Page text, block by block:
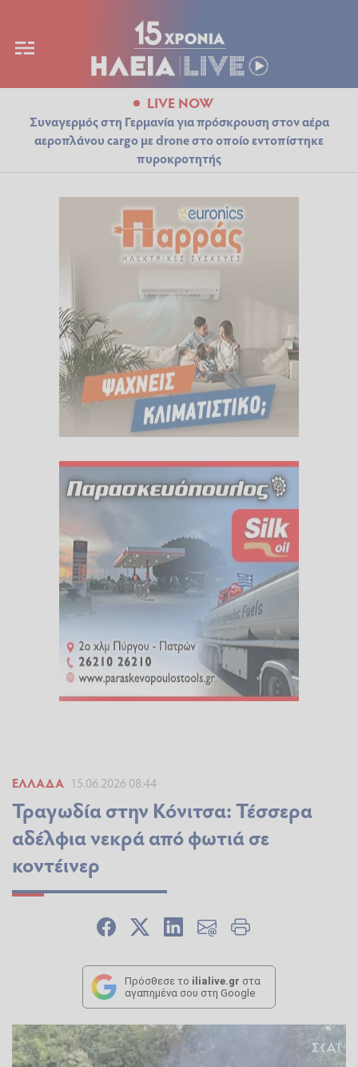
LIVE NOW
Συναγερμός στη Γερμανία για πρόσκρουση στον αέρα
αεροπλάνου cargo με drone στο οποίο εντοπίστηκε
πυροκροτητής
ΕΛΛΆΔΑ 15.06.2026 08:44
Τραγωδία στην Κόνιτσα: Τέσσερα
αδέλφια νεκρά από φωτιά σε
κοντέινερ
Πρόσθεσε το ilialive.gr στα
αγαπημένα σου στη Google